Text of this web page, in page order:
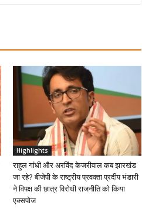
Highlights
राहुल गांधी और अरविंद केजरीवाल कब झारखंड
जा रहे? बीजेपी के राष्ट्रीय प्रवक्ता प्रदीप भंडारी
ने विपक्ष की छात्र विरोधी राजनीति को किया
एक्सपोज